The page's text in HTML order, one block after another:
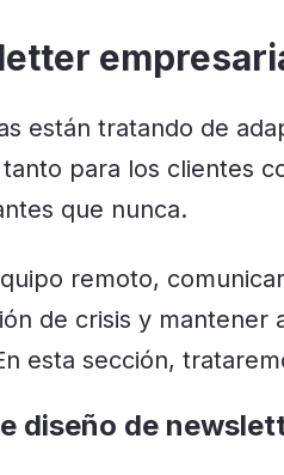
están tratando de
para los clientes
que nunca.
remoto,
de crisis y mantener
esta sección,
diseño de